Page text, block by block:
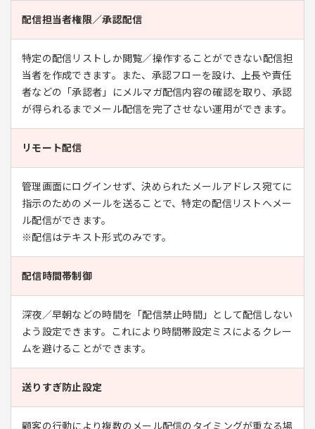
配信担当者権限／承認配信
特定の配信リストしか閲覧／操作することができない配信担
当者を作成できます。また、承認フローを設け、上長や責任
者などの「承認者」にメルマガ配信内容の確認を取り、承認
が得られるまでメール配信を完了させない運用ができます。
リモート配信
管理画面にログインせず、決められたメールアドレス宛てに
指示のためのメールを送ることで、特定の配信リストへメー
ル配信ができます。
※配信はテキスト形式のみです。
配信時間帯制御
深夜／早朝などの時間を「配信禁止時間」として配信しない
よう設定できます。これにより時間帯設定ミスによるクレー
ムを避けることができます。
送りすぎ防止設定
顧客の行動により複数のメール配信のタイミングが重なる場